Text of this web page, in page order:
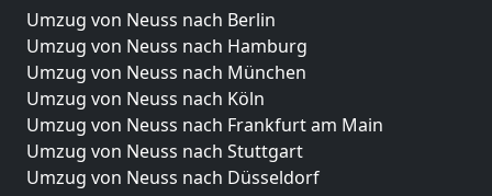
Umzug von Neuss nach Berlin
Umzug von Neuss nach Hamburg
Umzug von Neuss nach München
Umzug von Neuss nach Köln
Umzug von Neuss nach Frankfurt am Main
Umzug von Neuss nach Stuttgart
Umzug von Neuss nach Düsseldorf